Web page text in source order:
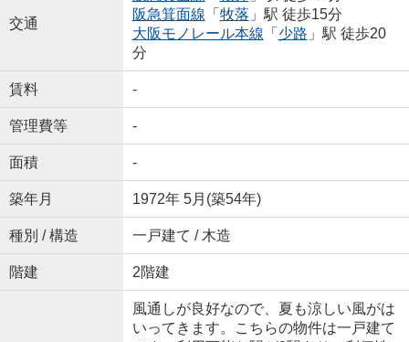
交通
阪急箕面線 「 牧落 」駅 徒歩15分
大阪モノレール本線 「 少路 」駅 徒歩20
分
賃料 -
管理費等 -
面積 -
築年月 1972年 5月(築54年)
種別 / 構造 一戸建て / 木造
階建 2階建
風通しが良好なので、夏も涼しい風がは
いってきます。こちらの物件は一戸建て